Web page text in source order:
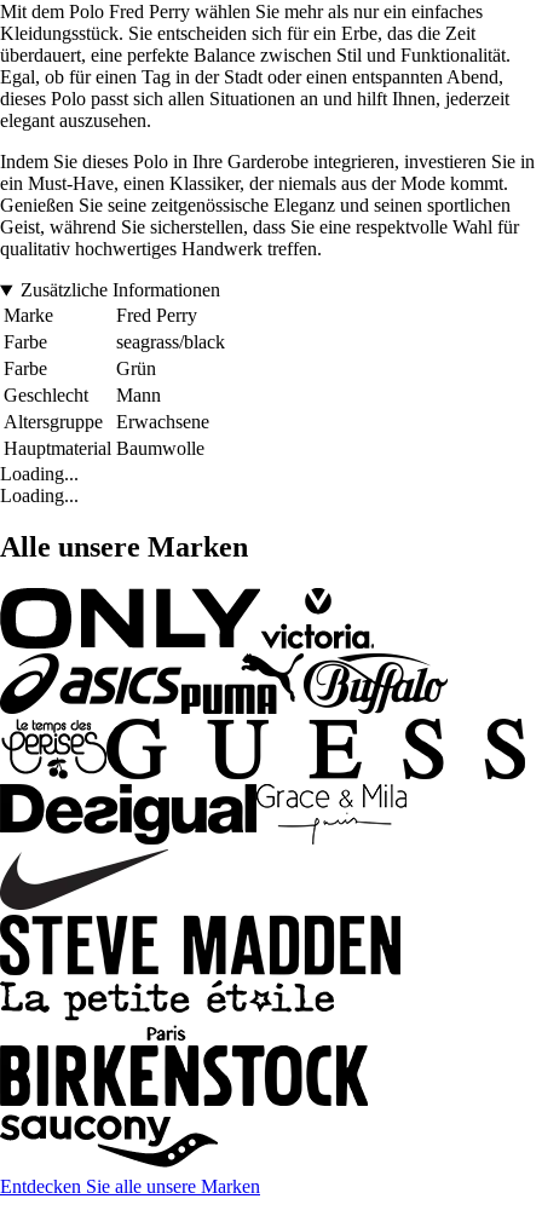
Mit dem Polo Fred Perry wählen Sie mehr als nur ein einfaches
Kleidungsstück. Sie entscheiden sich für ein Erbe, das die Zeit
überdauert, eine perfekte Balance zwischen Stil und Funktionalität.
Egal, ob für einen Tag in der Stadt oder einen entspannten Abend,
dieses Polo passt sich allen Situationen an und hilft Ihnen, jederzeit
elegant auszusehen.
Indem Sie dieses Polo in Ihre Garderobe integrieren, investieren Sie in
ein Must-Have, einen Klassiker, der niemals aus der Mode kommt.
Genießen Sie seine zeitgenössische Eleganz und seinen sportlichen
Geist, während Sie sicherstellen, dass Sie eine respektvolle Wahl für
qualitativ hochwertiges Handwerk treffen.
Zusätzliche Informationen
Marke
Fred Perry
Farbe
seagrass/black
Farbe
Grün
Geschlecht
Mann
Altersgruppe
Erwachsene
Hauptmaterial Baumwolle
Loading...
Loading...
Alle unsere Marken
Entdecken Sie alle unsere Marken